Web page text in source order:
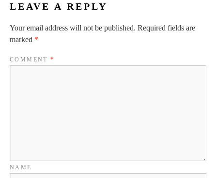
LEAVE A REPLY
Your email address will not be published. Required fields are
marked *
COMMENT*
NAME